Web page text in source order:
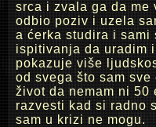
srca i zvala ga da me
odbio poziv i uzela
a ćerka studira i sami
ispitivanja da uradim
pokazuje više
od svega što sam
život da nemam ni 50
razvesti kad si radno
sam u krizi ne mogu.